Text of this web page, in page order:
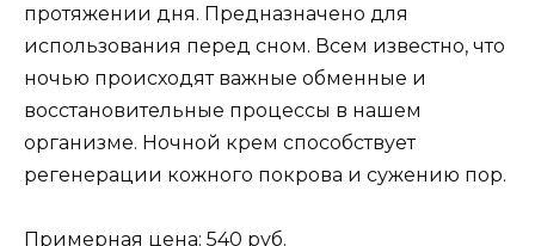
протяжении дня. Предназначено для
использования перед сном. Всем известно, что
ночью происходят важные обменные и
восстановительные процессы в нашем
организме. Ночной крем способствует
регенерации кожного покрова и сужению пор.
Примерная цена: 540 руб.